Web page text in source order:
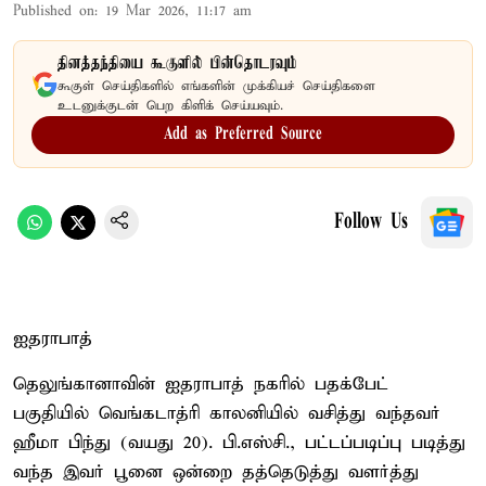
Published on: 19 Mar 2026, 11:17 am
தினத்தந்தியை கூகுளில் பின்தொடரவும்
கூகுள் செய்திகளில் எங்களின் முக்கியச் செய்திகளை
உடனுக்குடன் பெற கிளிக் செய்யவும்.
Add as Preferred Source
Follow Us
ஐதராபாத்
தெலுங்கானாவின் ஐதராபாத் நகரில் பதக்பேட்
பகுதியில் வெங்கடாத்ரி காலனியில் வசித்து வந்தவர்
ஹீமா பிந்து (வயது 20). பி.எஸ்சி., பட்டப்படிப்பு படித்து
வந்த இவர் பூனை ஒன்றை தத்தெடுத்து வளர்த்து